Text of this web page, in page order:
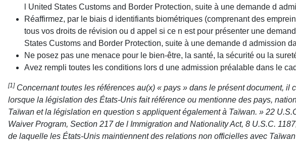
l United States Customs and Border Protection, suite à une demande d
Réaffirmez, par le biais d identifiants biométriques (comprenant des
tous vos droits de révision ou d appel si ce n est pour présenter une
States Customs and Border Protection, suite à une demande d admission
Ne posez pas une menace pour le bien-être, la santé, la sécurité ou la
Avez rempli toutes les conditions lors d une admission préalable dans le
[1] Concernant toutes les références au(x) « pays » dans le présent document,
lorsque la législation des États-Unis fait référence ou mentionne des pays,
Taïwan et la législation en question s appliquent également à Taïwan. » 22
Waiver Program, Section 217 de l Immigration and Nationality Act, 8 U.S.C.
de laquelle les États-Unis maintiennent des relations non officielles avec